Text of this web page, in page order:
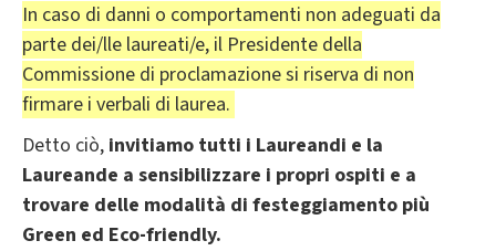
In caso di danni o comportamenti non adeguati da
parte dei/lle laureati/e, il Presidente della
Commissione di proclamazione si riserva di non
firmare i verbali di laurea.
Detto ciò, invitiamo tutti i Laureandi e la
Laureande a sensibilizzare i propri ospiti e a
trovare delle modalità di festeggiamento più
Green ed Eco-friendly.